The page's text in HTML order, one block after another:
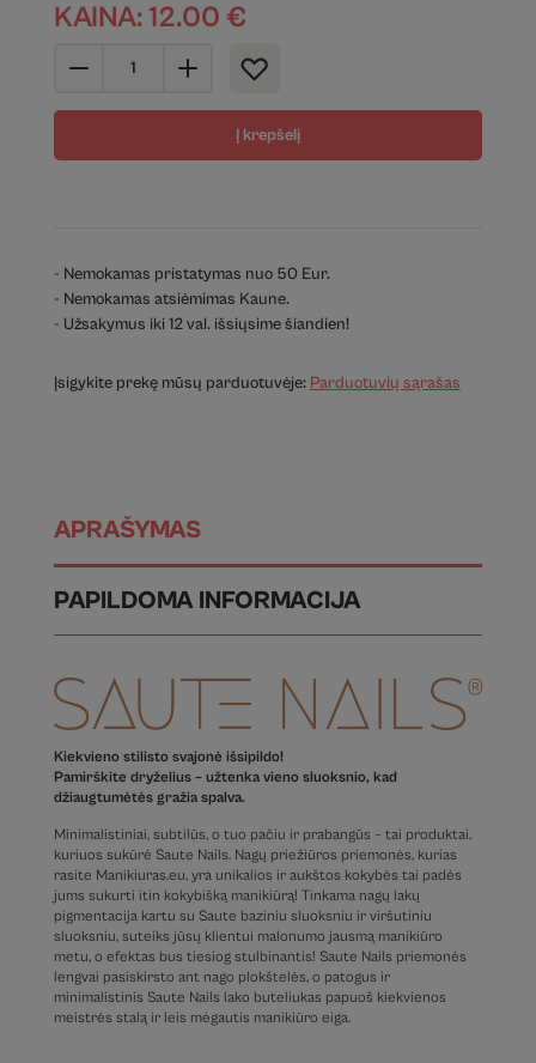
KAINA: 12.00 €
Į krepšelį
- Nemokamas pristatymas nuo 50 Eur.
- Nemokamas atsiėmimas Kaune.
- Užsakymus iki 12 val. išsiųsime šiandien!
Įsigykite prekę mūsų parduotuvėje: Parduotuvių sąrašas
APRAŠYMAS
PAPILDOMA INFORMACIJA
Kiekvieno stilisto svajonė išsipildo!
Pamirškite dryželius – užtenka vieno sluoksnio, kad
džiaugtumėtės gražia spalva.
Minimalistiniai, subtilūs, o tuo pačiu ir prabangūs – tai produktai,
kuriuos sukūrė Saute Nails. Nagų priežiūros priemonės, kurias
rasite Manikiuras.eu, yra unikalios ir aukštos kokybės tai padės
jums sukurti itin kokybišką manikiūrą! Tinkama nagų lakų
pigmentacija kartu su Saute baziniu sluoksniu ir viršutiniu
sluoksniu, suteiks jūsų klientui malonumo jausmą manikiūro
metu, o efektas bus tiesiog stulbinantis! Saute Nails priemonės
lengvai pasiskirsto ant nago plokštelės, o patogus ir
minimalistinis Saute Nails lako buteliukas papuoš kiekvienos
meistrės stalą ir leis mėgautis manikiūro eiga.